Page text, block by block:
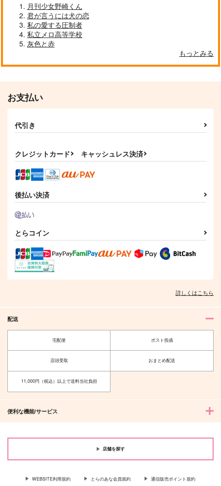
月刊少女野崎くん
君が言うには犬の恋
私の愛する圧制者
私立メロ高等学校
灰色と赤
もっとみる
お支払い
代引き
クレジットカード キャッシュレス決済
後払い決済
とらコイン
詳しくはこちら
配送
宅配便 ポスト投函
店頭受取 おまとめ配送
11,000円（税込）以上で送料当社負担
便利な機能/サービス
店舗を探す
WEBSITE利用規約 とらのあな会員規約 通信販売ポイント規約